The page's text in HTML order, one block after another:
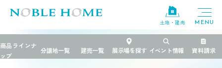
土地・建売
今の自分たちを常に受け止める家